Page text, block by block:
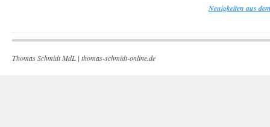
Neuigkeiten aus
Thomas Schmidt MdL | thomas-schmidt-online.de